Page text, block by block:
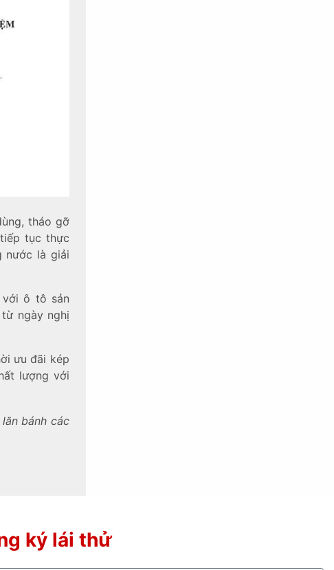
tháo gỡ
tục thực
nước là giải
với ô tô sản
ngày nghị
ưu đãi kép
lượng với
bánh các
ký lái thử